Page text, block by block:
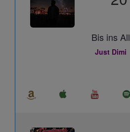
Bis ins All
Just Dimi